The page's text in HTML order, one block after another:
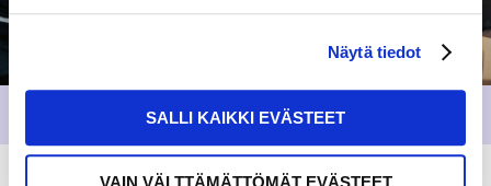
Näytä tiedot
SALLI KAIKKI EVÄSTEET
VAIN VÄLTTÄMÄTTÖMÄT EVÄSTEET